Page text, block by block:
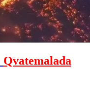
Qvatemalada